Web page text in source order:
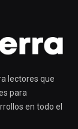
lectores que
para
en todo el